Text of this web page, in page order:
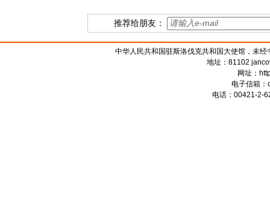
推荐给朋友：
中华人民共和国驻斯洛伐克共和国大使馆，未
地址：81102
网址：
电子信箱：
电话：00421-2-